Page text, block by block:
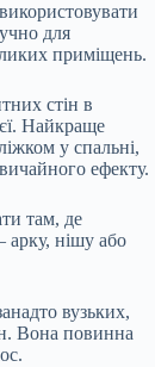
для
приміщень.
стін в
Найкраще
у спальні,
ефекту.
там, де
арку, нішу або
вузьких,
Вона повинна